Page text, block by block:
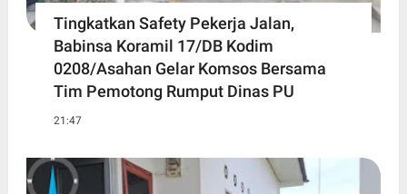
Tingkatkan Safety Pekerja Jalan,
Babinsa Koramil 17/DB Kodim
0208/Asahan Gelar Komsos Bersama
Tim Pemotong Rumput Dinas PU
21:47